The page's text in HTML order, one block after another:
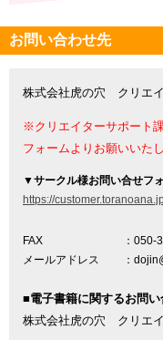
お問い合わせ先
株式会社虎の穴 クリエ
※クリエイターサポート
フォームよりお願いいたし
▼サークル様お問い合せフ
https://
FAX
：050-
メールアドレス
：
■電子書籍に関するお問
株式会社虎の穴 クリエ